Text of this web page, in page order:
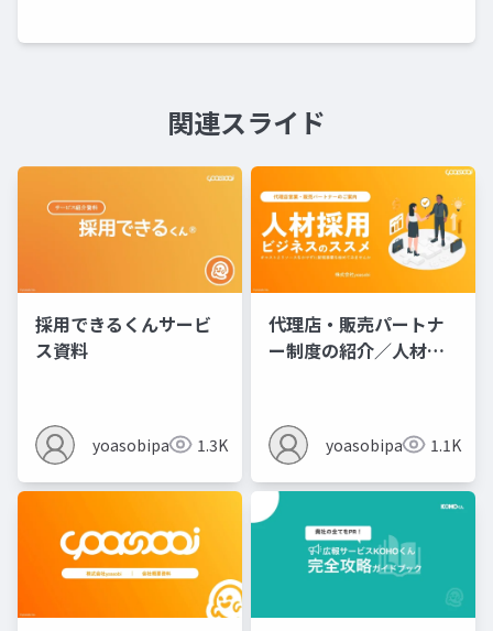
関連スライド
採用できるくんサービ
ス資料
yoasobipartner1.3K
代理店・販売パートナ
ー制度の紹介／人材採
yoasobipartner1.1K